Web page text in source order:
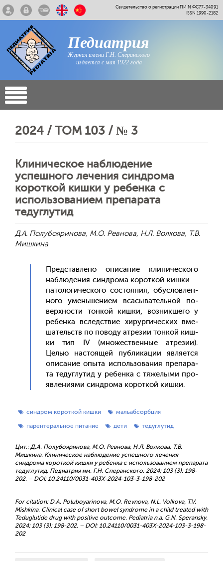
Свидетельство о регистрации ПИ N ФС77-34091
ISSN 1990-2182
Педиатрия
Журнал имени Г.Н. Сперанского
издается с мая 1922 года
2024 / ТОМ 103 / № 3
Клиническое наблюдение
успешного лечения синдрома
короткой кишки у ребенка с
использованием препарата
тедуглутид
Д.А. Полубояринова, М.О. Ревнова, Н.Л. Волкова, Т.В.
Мишкина
Пред­став­ле­но опи­сание кли­ничес­ко­го
наб­лю­дения син­дро­ма ко­рот­кой киш­ки —
па­толо­гичес­ко­го сос­то­яния, обус­ловлен­
но­го умень­ше­ни­ем вса­сыва­тель­ной по­
вер­хнос­ти тон­кой киш­ки, воз­никше­го у
ре­бен­ка вследс­твие хи­рур­ги­чес­ких вме­
шатель­ств по по­воду ат­ре­зии тон­кой киш­
ки тип IV (мно­жес­твен­ные ат­ре­зии).
Целью нас­то­ящей пуб­ли­кации яв­ля­ет­ся
опи­сание опы­та ис­поль­зо­вания пре­пара­
та те­дуг­лу­тид у ре­бен­ка с тя­желы­ми про­
яв­ле­ни­ями син­дро­ма ко­рот­кой киш­ки.
синдром короткой кишки
мальабсорбция
парентеральное питание
дети тедуглутид
Цит.: Д.А. Полубояринова, М.О. Ревнова, Н.Л. Волкова, Т.В.
Мишкина. Клиническое наблюдение успешного лечения
синдрома короткой кишки у ребенка с использованием препарата
тедуглутид. Педиатрия им. Г.Н. Сперанского. 2024; 103 (3): 198-
202. – DOI: 10.24110/0031-403X-2024-103-3-198-202
For citation: D.A. Poluboyarinova, M.O. Revnova, N.L. Volkova, T.V.
Mishkina. Clinical case of short bowel syndrome in a child treated with
Teduglutide drug with positive outcome. Pediatria n.a. G.N. Speransky.
2024; 103 (3): 198-202. – DOI: 10.24110/0031-403X-2024-103-3-198-
202